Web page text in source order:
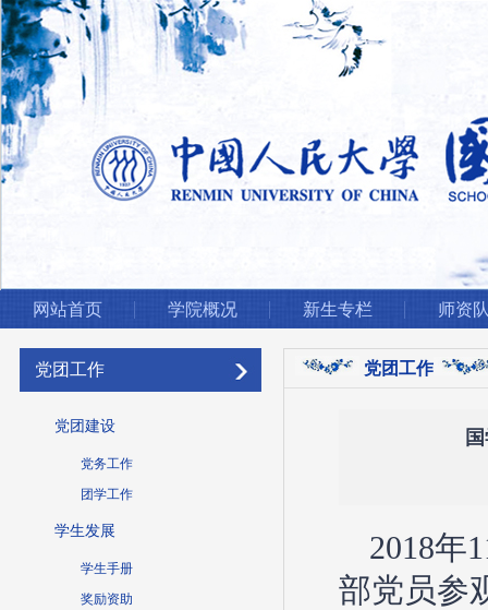
网站首页 学院概况 新生专栏 师资
党团工作
党团建设
党务工作
团学工作
学生发展
学生手册
奖励资助
党团工作
2018年
部党员参